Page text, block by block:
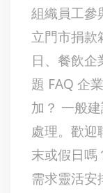
組織員工參
立門市捐款
日、餐飲
題 FAQ 企
加？ 一般
處理。歡迎
末或假日嗎
需求靈活安